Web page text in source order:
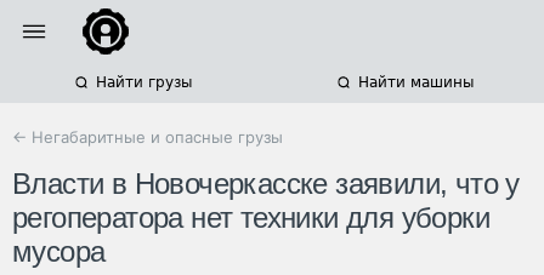
Найти грузы Найти машины
← Негабаритные и опасные грузы
Власти в Новочеркасске заявили, что у
регоператора нет техники для уборки
мусора